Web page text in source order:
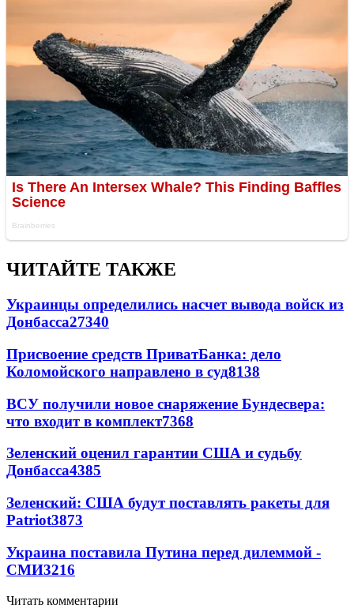
ЧИТАЙТЕ ТАКЖЕ
Украинцы определились насчет вывода войск из
Донбасса27340
Присвоение средств ПриватБанка: дело
Коломойского направлено в суд8138
ВСУ получили новое снаряжение Бундесвера:
что входит в комплект7368
Зеленский оценил гарантии США и судьбу
Донбасса4385
Зеленский: США будут поставлять ракеты для
Patriot3873
Украина поставила Путина перед дилеммой -
СМИ3216
Читать комментарии